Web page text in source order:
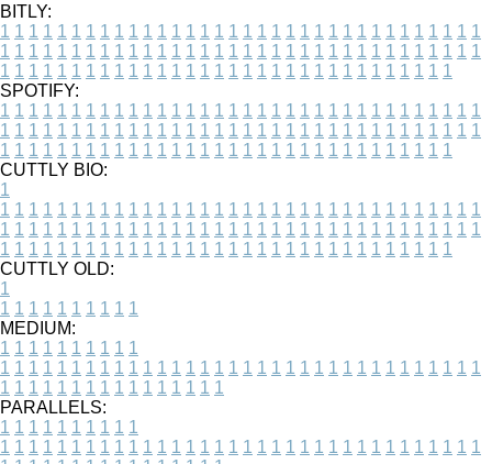
BITLY:
1 1 1 1 1 1 1 1 1 1 1 1 1 1 1 1 1 1 1 1 1 1 1 1 1 1 1 1 1 1 1 1 1 1
1 1 1 1 1 1 1 1 1 1 1 1 1 1 1 1 1 1 1 1 1 1 1 1 1 1 1 1 1 1 1 1 1 1
1 1 1 1 1 1 1 1 1 1 1 1 1 1 1 1 1 1 1 1 1 1 1 1 1 1 1 1 1 1 1 1
SPOTIFY:
1 1 1 1 1 1 1 1 1 1 1 1 1 1 1 1 1 1 1 1 1 1 1 1 1 1 1 1 1 1 1 1 1 1
1 1 1 1 1 1 1 1 1 1 1 1 1 1 1 1 1 1 1 1 1 1 1 1 1 1 1 1 1 1 1 1 1 1
1 1 1 1 1 1 1 1 1 1 1 1 1 1 1 1 1 1 1 1 1 1 1 1 1 1 1 1 1 1 1 1
CUTTLY BIO:
1
1 1 1 1 1 1 1 1 1 1 1 1 1 1 1 1 1 1 1 1 1 1 1 1 1 1 1 1 1 1 1 1 1 1
1 1 1 1 1 1 1 1 1 1 1 1 1 1 1 1 1 1 1 1 1 1 1 1 1 1 1 1 1 1 1 1 1 1
1 1 1 1 1 1 1 1 1 1 1 1 1 1 1 1 1 1 1 1 1 1 1 1 1 1 1 1 1 1 1 1
CUTTLY OLD:
1
1 1 1 1 1 1 1 1 1 1
MEDIUM:
1 1 1 1 1 1 1 1 1 1
1 1 1 1 1 1 1 1 1 1 1 1 1 1 1 1 1 1 1 1 1 1 1 1 1 1 1 1 1 1 1 1 1 1
1 1 1 1 1 1 1 1 1 1 1 1 1 1 1 1
PARALLELS:
1 1 1 1 1 1 1 1 1 1
1 1 1 1 1 1 1 1 1 1 1 1 1 1 1 1 1 1 1 1 1 1 1 1 1 1 1 1 1 1 1 1 1 1